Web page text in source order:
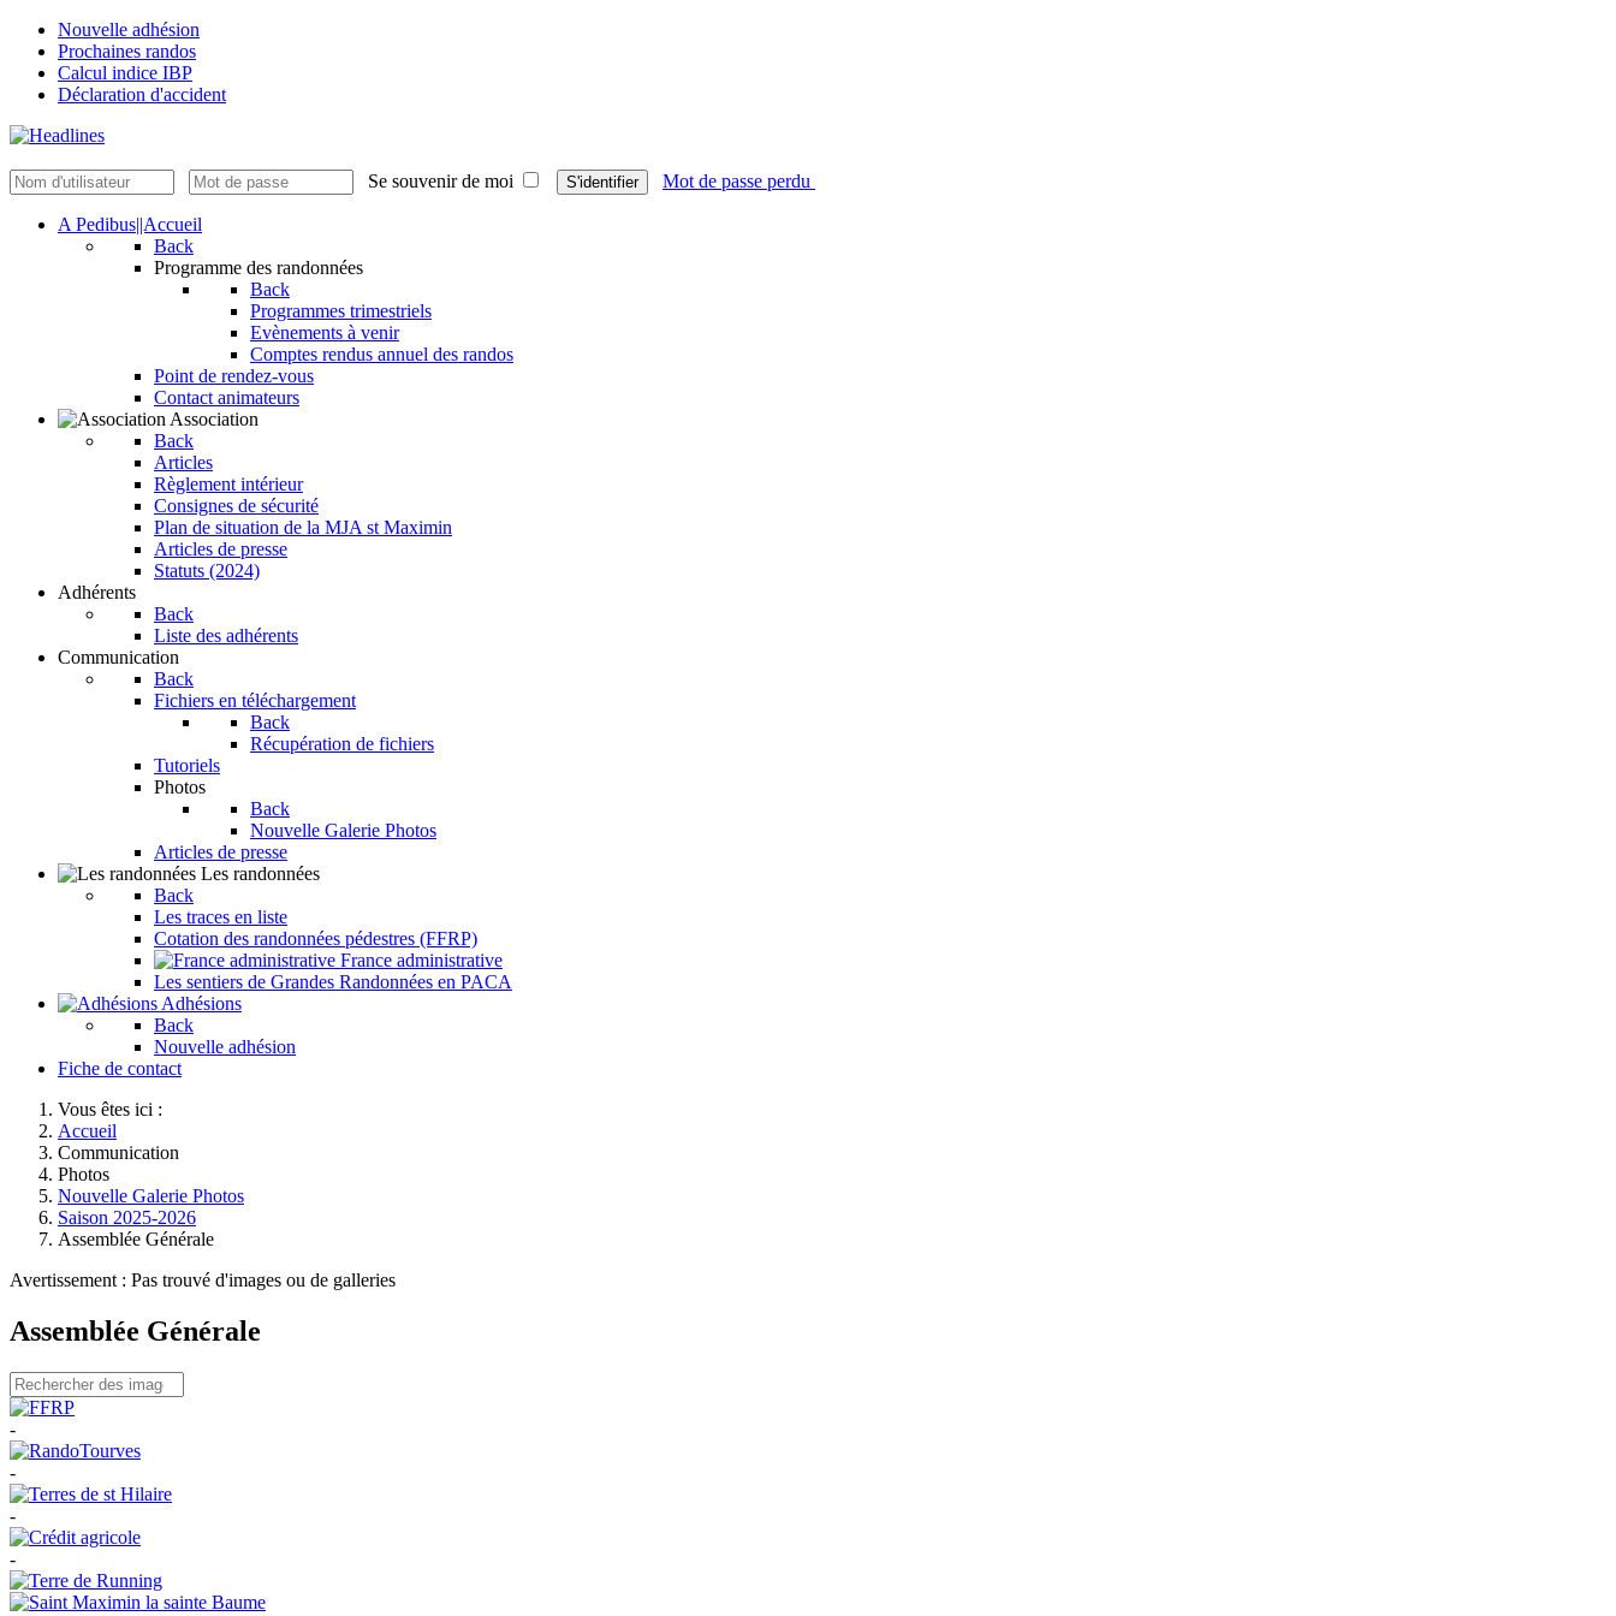
Nouvelle adhésion
Prochaines randos
Calcul indice IBP
Déclaration d'accident
Se souvenir de moi S'identifier Mot de passe perdu
A Pedibus||Accueil
Back
Programme des randonnées
Back
Programmes trimestriels
Evènements à venir
Comptes rendus annuel des randos
Point de rendez-vous
Contact animateurs
Association
Back
Articles
Règlement intérieur
Consignes de sécurité
Plan de situation de la MJA st Maximin
Articles de presse
Statuts (2024)
Adhérents
Back
Liste des adhérents
Communication
Back
Fichiers en téléchargement
Back
Récupération de fichiers
Tutoriels
Photos
Back
Nouvelle Galerie Photos
Articles de presse
Les randonnées
Back
Les traces en liste
Cotation des randonnées pédestres (FFRP)
France administrative
Les sentiers de Grandes Randonnées en PACA
Adhésions
Back
Nouvelle adhésion
Fiche de contact
Vous êtes ici :
Accueil
Communication
Photos
Nouvelle Galerie Photos
Saison 2025-2026
Assemblée Générale
Avertissement : Pas trouvé d'images ou de galleries
Assemblée Générale
-
-
-
-